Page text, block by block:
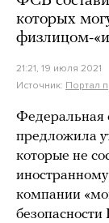
которых
физлицом-
21:21, 19 июля 2021
Источник: Портал
Федеральная
предложила
которые не
компании